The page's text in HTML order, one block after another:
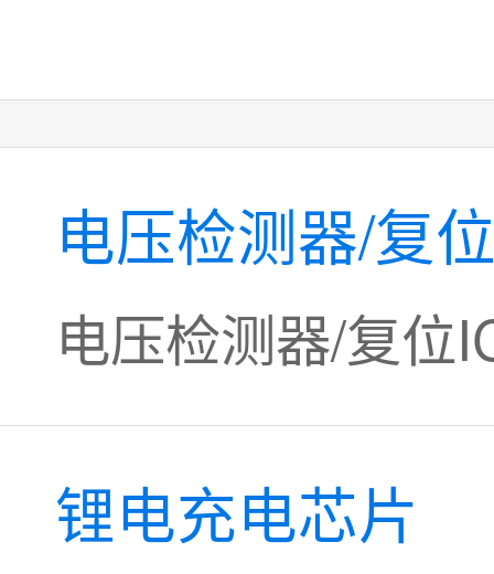
电压检测器/复
电压检测器/复位
锂电充电芯片